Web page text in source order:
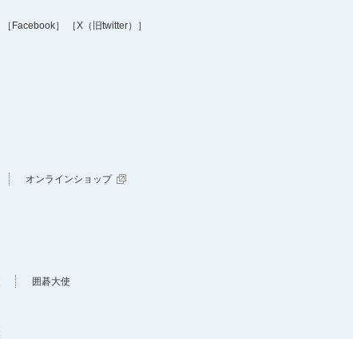
［Facebook］ ［X（旧twitter）］
オンラインショップ
囲碁大使